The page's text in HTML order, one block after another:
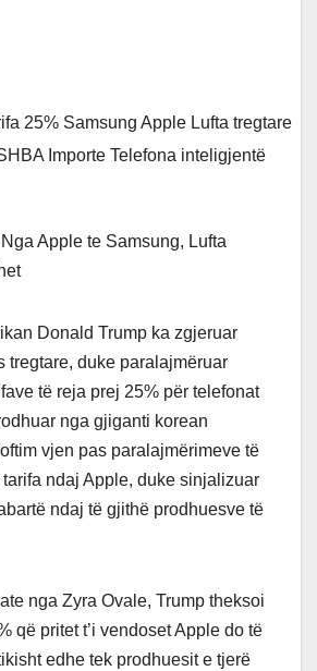
Apple te Samsung, Lufta
Donald Trump ka zgjeruar
tregtare, duke paralajmëruar
të reja prej 25% për telefonat
nga gjiganti korean
vjen pas paralajmërimeve të
ndaj Apple, duke sinjalizuar
ndaj të gjithë prodhuesve të
nga Zyra Ovale, Trump theksoi
që pritet t’i vendoset Apple do të
edhe tek prodhuesit e tjerë